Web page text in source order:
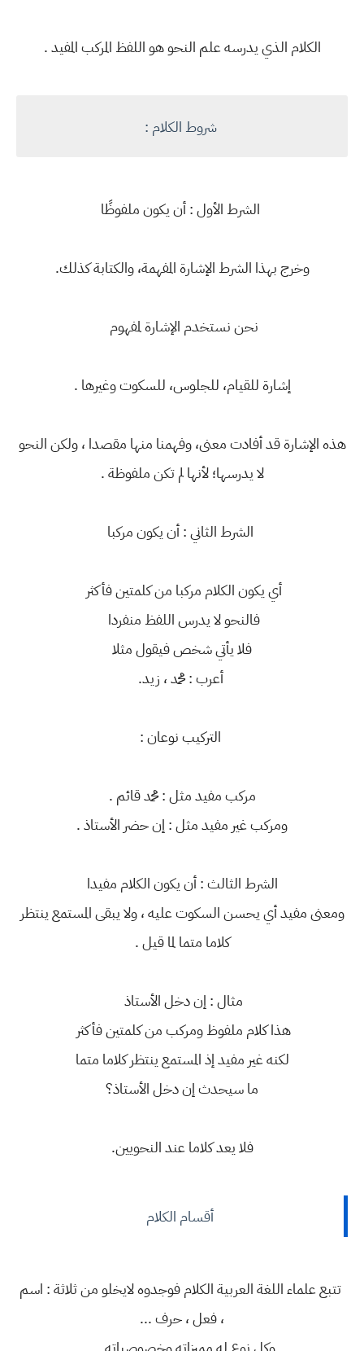
الكلام الذي يدرسه علم النحو هو اللفظ المركب المفيد .
شروط الكلام :
الشرط الأول : أن يكون ملفوظًا
وخرج بهذا الشرط الإشارة المفهمة، والكتابة كذلك.
نحن نستخدم الإشارة لمفهوم
إشارة للقيام، للجلوس، للسكوت وغيرها .
هذه الإشارة قد أفادت معنى، وفهمنا منها مقصدا ، ولكن النحو
لا يدرسها؛ لأنها لم تكن ملفوظة .
الشرط الثاني : أن يكون مركبا
أي يكون الكلام مركبا من كلمتين فأكثر
فالنحو لا يدرس اللفظ منفردا
فلا يأتي شخص فيقول مثلا
أعرب : محمد ، زيد.
التركيب نوعان :
مركب مفيد مثل : محمد قائم .
ومركب غير مفيد مثل : إن حضر الأستاذ .
الشرط الثالث : أن يكون الكلام مفيدا
ومعنى مفيد أي يحسن السكوت عليه ، ولا يبقى المستمع ينتظر
كلاما متما لما قيل .
مثال : إن دخل الأستاذ
هذا كلام ملفوظ ومركب من كلمتين فأكثر
لكنه غير مفيد إذ المستمع ينتظر كلاما متما
ما سيحدث إن دخل الأستاذ؟
فلا يعد كلاما عند النحويين.
أقسام الكلام
تتبع علماء اللغة العربية الكلام فوجدوه لايخلو من ثلاثة : اسم
، فعل ، حرف ...